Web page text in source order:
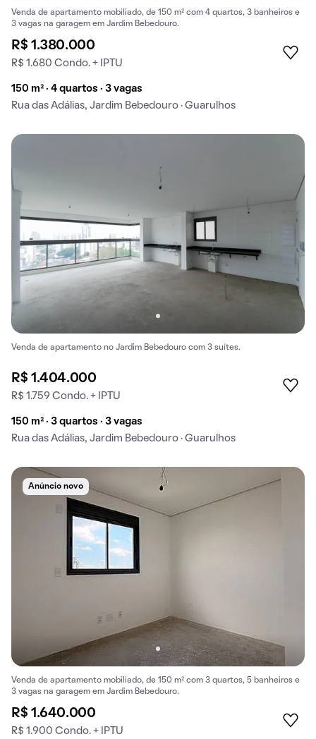
Venda de apartamento mobiliado, de 150 m² com 4 quartos, 3 banheiros e
3 vagas na garagem em Jardim Bebedouro.
R$ 1.380.000
R$ 1.680 Condo. + IPTU
150 m² · 4 quartos · 3 vagas
Rua das Adálias, Jardim Bebedouro · Guarulhos
Venda de apartamento no Jardim Bebedouro com 3 suítes.
R$ 1.404.000
R$ 1.759 Condo. + IPTU
150 m² · 3 quartos · 3 vagas
Rua das Adálias, Jardim Bebedouro · Guarulhos
Anúncio novo
Venda de apartamento mobiliado, de 150 m² com 3 quartos, 5 banheiros e
3 vagas na garagem em Jardim Bebedouro.
R$ 1.640.000
R$ 1.900 Condo. + IPTU